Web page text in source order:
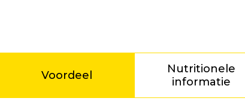
Voordeel
Nutritionele
informatie